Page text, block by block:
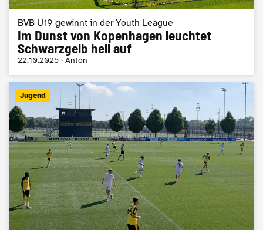
BVB U19 gewinnt in der Youth League
Im Dunst von Kopenhagen leuchtet
Schwarzgelb hell auf
22.10.2025 · Anton
Jugend